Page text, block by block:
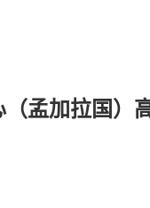
孟加拉国）